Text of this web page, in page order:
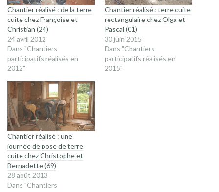
Chantier réalisé : de la terre
cuite chez Françoise et
Christian (24)
24 avril 2012
Dans "Chantiers
participatifs réalisés en
2012"
Chantier réalisé : terre cuite
rectangulaire chez Olga et
Pascal (01)
30 juin 2015
Dans "Chantiers
participatifs réalisés en
2015"
Chantier réalisé : une
journée de pose de terre
cuite chez Christophe et
Bernadette (69)
28 août 2013
Dans "Chantiers